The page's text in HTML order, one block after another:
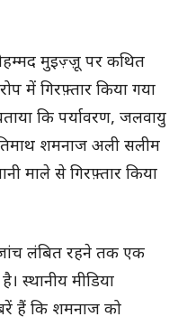
मोहम्मद मुइज़्ज़ू पर कथित
में गिरफ़्तार किया गया
कि पर्यावरण, जलवायु
शमनाज अली सलीम
माले से गिरफ़्तार किया
लंबित रहने तक एक
स्थानीय मीडिया
हैं कि शमनाज को